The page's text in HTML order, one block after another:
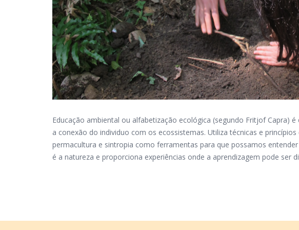
Educação ambiental ou alfabetização ecológica (segundo Fritjof Capra)
a conexão do individuo com os ecossistemas. Utiliza técnicas e
permacultura e sintropia como ferramentas para que possamos
é a natureza e proporciona experiências onde a aprendizagem pode ser